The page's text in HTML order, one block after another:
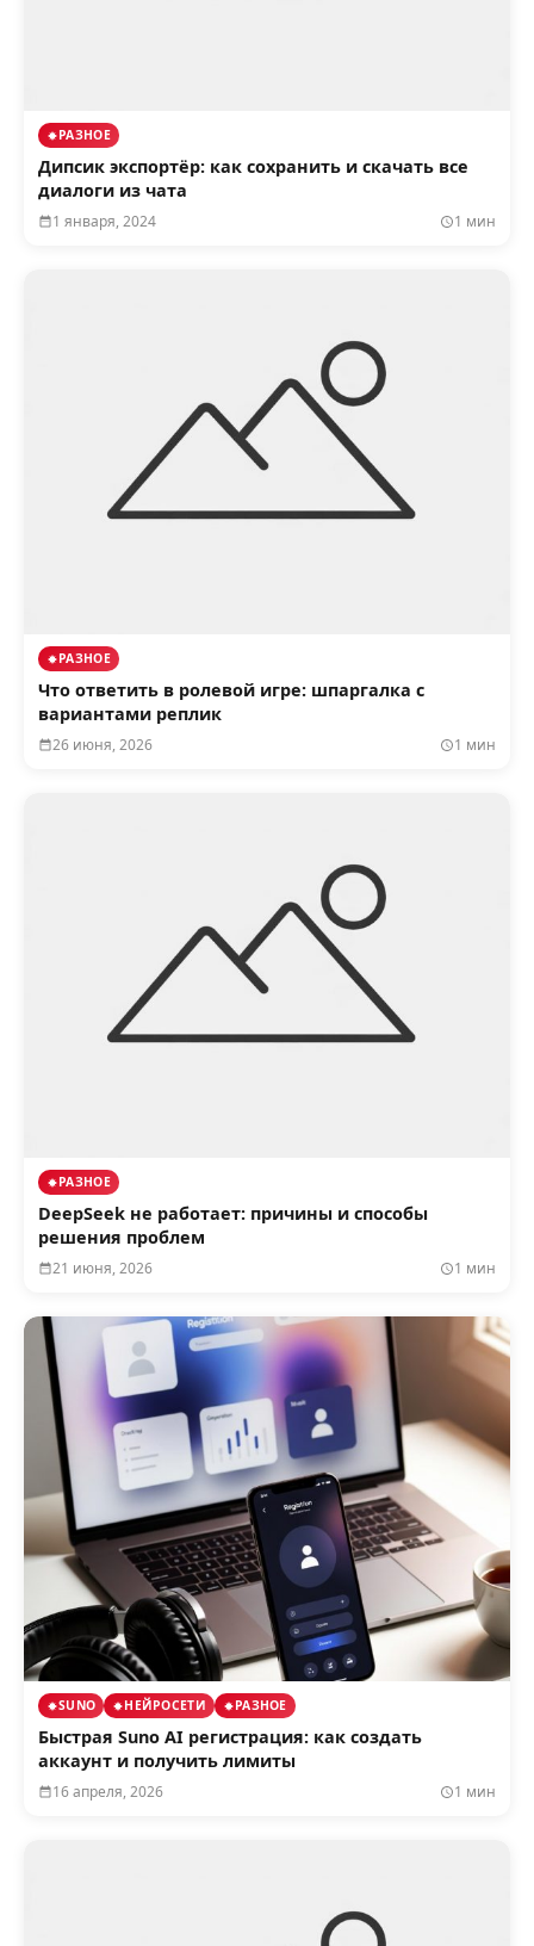
РАЗНОЕ
Дипсик экспортёр: как сохранить и скачать все
диалоги из чата
1 января, 2024 1 мин
РАЗНОЕ
Что ответить в ролевой игре: шпаргалка с
вариантами реплик
26 июня, 2026 1 мин
РАЗНОЕ
DeepSeek не работает: причины и способы
решения проблем
21 июня, 2026 1 мин
SUNO НЕЙРОСЕТИ РАЗНОЕ
Быстрая Suno AI регистрация: как создать
аккаунт и получить лимиты
16 апреля, 2026 1 мин